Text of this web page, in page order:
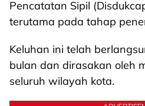
Pencatatan Sipil
terutama pada tahap
Keluhan ini telah
bulan dan dirasakan oleh
seluruh wilayah kota.